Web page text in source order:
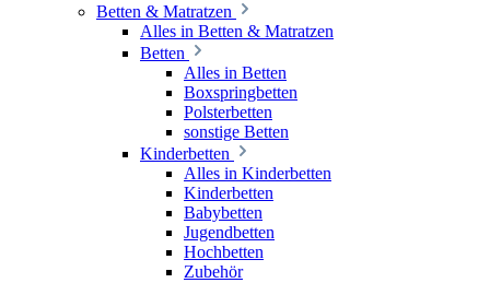
Betten & Matratzen
Alles in Betten & Matratzen
Betten
Alles in Betten
Boxspringbetten
Polsterbetten
sonstige Betten
Kinderbetten
Alles in Kinderbetten
Kinderbetten
Babybetten
Jugendbetten
Hochbetten
Zubehör